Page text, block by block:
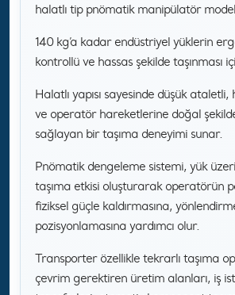
halatlı tip pnömatik manipülatör
140 kg’a kadar endüstriyel yüklerin
kontrollü ve hassas şekilde taşınması
Halatlı yapısı sayesinde düşük ataletli,
ve operatör hareketlerine doğal
sağlayan bir taşıma deneyimi sunar.
Pnömatik dengeleme sistemi, yük
taşıma etkisi oluşturarak operatörün
fiziksel güçle kaldırmasına,
pozisyonlamasına yardımcı olur.
Transporter özellikle tekrarlı taşıma
çevrim gerektiren üretim alanları, iş